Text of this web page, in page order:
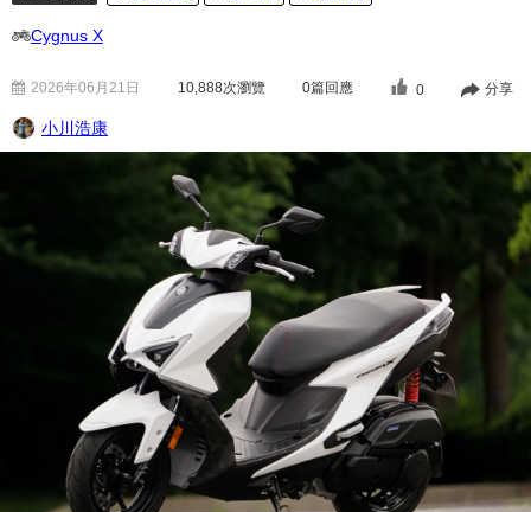
Cygnus X
2026年06月21日 10,888次瀏覽 0篇回應 0 分享
小川浩康